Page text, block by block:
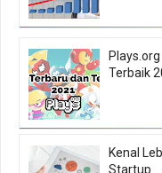
Terbaik
Kenal
Startup